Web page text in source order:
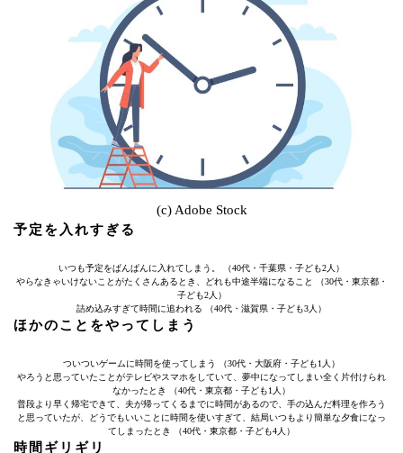
(c) Adobe Stock
予定を入れすぎる
いつも予定をぱんぱんに入れてしまう。 （40代・千葉県・子ども2人）
やらなきゃいけないことがたくさんあるとき、どれも中途半端になること （30代・東京都・
子ども2人）
詰め込みすぎて時間に追われる （40代・滋賀県・子ども3人）
ほかのことをやってしまう
ついついゲームに時間を使ってしまう （30代・大阪府・子ども1人）
やろうと思っていたことがテレビやスマホをしていて、夢中になってしまい全く片付けられ
なかったとき （40代・東京都・子ども1人）
普段より早く帰宅できて、夫が帰ってくるまでに時間があるので、手の込んだ料理を作ろう
と思っていたが、どうでもいいことに時間を使いすぎて、結局いつもより簡単な夕食になっ
てしまったとき （40代・東京都・子ども4人）
時間ギリギリ